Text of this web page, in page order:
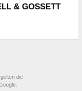
& GOSSETT
die